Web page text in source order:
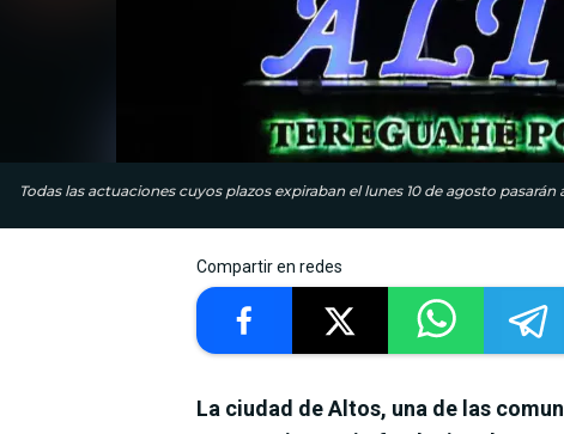
Todas las actuaciones cuyos plazos expiraban el lunes 10 de agosto
Compartir en redes
La ciudad de Altos, una de las